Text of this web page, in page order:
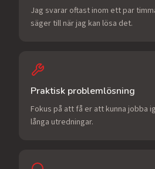
Jag svarar oftast inom ett par
säger till när jag kan lösa det.
Praktisk problemlösning
Fokus på att få er att kunna jobba
långa utredningar.